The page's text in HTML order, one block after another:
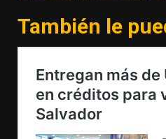
También le